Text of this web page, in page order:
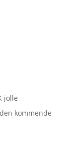
jolle
kommende